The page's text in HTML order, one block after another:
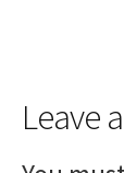
Leave